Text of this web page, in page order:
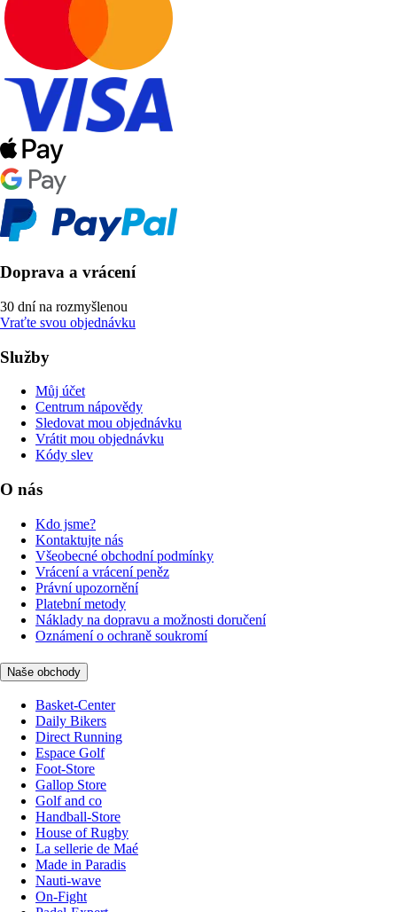
Doprava a vrácení
30 dní na rozmyšlenou
Vraťte svou objednávku
Služby
Můj účet
Centrum nápovědy
Sledovat mou objednávku
Vrátit mou objednávku
Kódy slev
O nás
Kdo jsme?
Kontaktujte nás
Všeobecné obchodní podmínky
Vrácení a vrácení peněz
Právní upozornění
Platební metody
Náklady na dopravu a možnosti doručení
Oznámení o ochraně soukromí
Naše obchody
Basket-Center
Daily Bikers
Direct Running
Espace Golf
Foot-Store
Gallop Store
Golf and co
Handball-Store
House of Rugby
La sellerie de Maé
Made in Paradis
Nauti-wave
On-Fight